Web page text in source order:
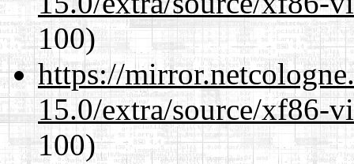
100)
https://
15.0/extra/source/xf86-
100)